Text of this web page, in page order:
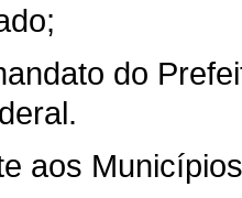
do
aos